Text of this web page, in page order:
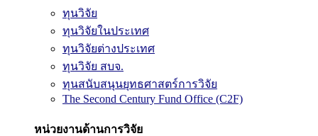
ทุนวิจัย
ทุนวิจัยในประเทศ
ทุนวิจัยต่างประเทศ
ทุนวิจัย สบจ.
ทุนสนับสนุนยุทธศาสตร์การวิจัย
The Second Century Fund Office (C2F)
หน่วยงานด้านการวิจัย